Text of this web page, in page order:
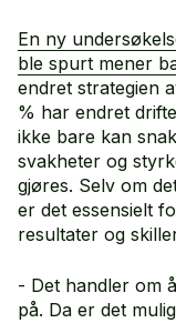
En ny
ble spurt mener
endret strategien
% har endret
ikke bare kan
svakheter og
gjøres. Selv om
er det essensielt
resultater og
- Det handler om
på. Da er det